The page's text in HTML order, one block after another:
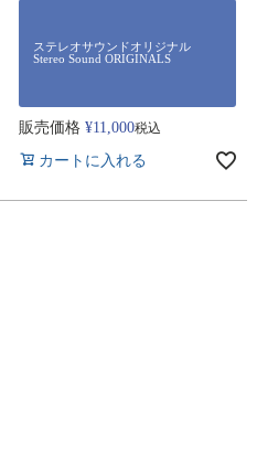
ステレオサウンドオリジナル
Stereo Sound ORIGINALS
販売価格 ¥11,000税込
カートに入れる